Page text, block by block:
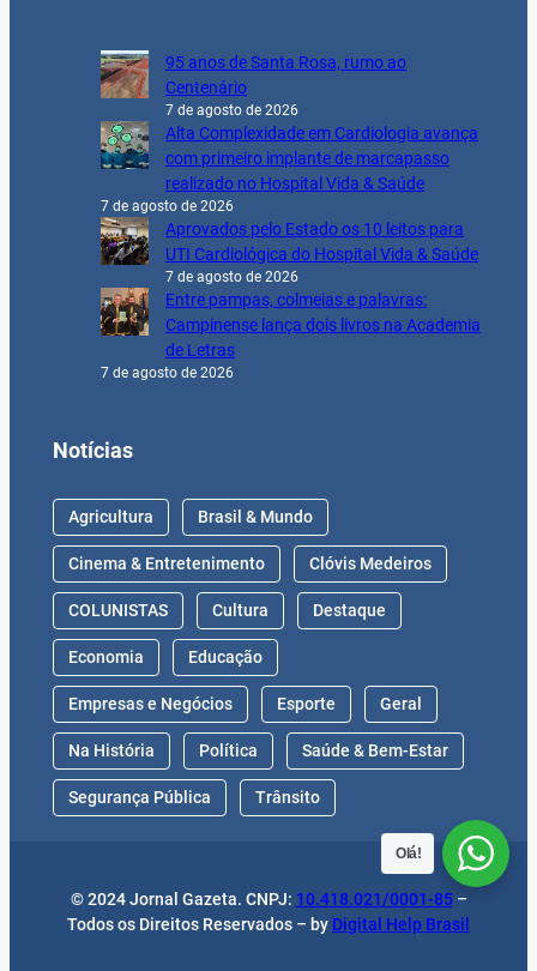
95 anos de Santa Rosa, rumo ao
Centenário
7 de agosto de 2026
Alta Complexidade em Cardiologia avança
com primeiro implante de marcapasso
realizado no Hospital Vida & Saúde
7 de agosto de 2026
Aprovados pelo Estado os 10 leitos para
UTI Cardiológica do Hospital Vida & Saúde
7 de agosto de 2026
Entre pampas, colmeias e palavras:
Campinense lança dois livros na Academia
de Letras
7 de agosto de 2026
Notícias
Agricultura Brasil & Mundo
Cinema & Entretenimento Clóvis Medeiros
COLUNISTAS Cultura Destaque
Economia Educação
Empresas e Negócios Esporte Geral
Na História Política Saúde & Bem-Estar
Segurança Pública Trânsito
© 2024 Jornal Gazeta. CNPJ: 10.418.021/0001-85–
Todos os Direitos Reservados – by Digital Help Brasil
Olá!